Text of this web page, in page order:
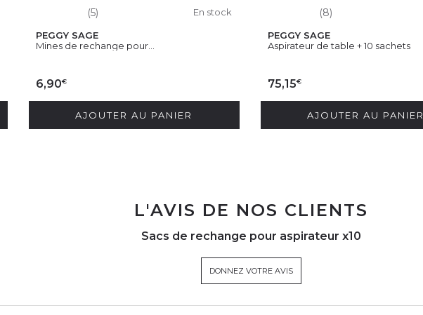
(5) En stock
PEGGY SAGE
Mines de rechange pour...
6,90€
AJOUTER AU PANIER
(8)
PEGGY SAGE
Aspirateur de table + 10 sachets
75,15€
AJOUTER AU PANIER
L'AVIS DE NOS CLIENTS
Sacs de rechange pour aspirateur x10
DONNEZ VOTRE AVIS